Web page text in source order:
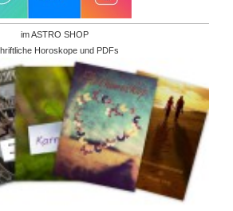
im ASTRO SHOP
Horoskope und PDFs